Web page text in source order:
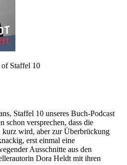
Staffel 10
Staffel 10 unseres Buch-Podcast
schon versprechen, dass die
kurz wird, aber zur Überbrückung
erst einmal eine
Ausschnitte aus den
Dora Heldt mit ihren